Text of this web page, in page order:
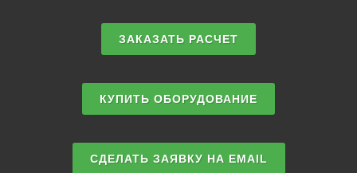
ЗАКАЗАТЬ РАСЧЕТ
КУПИТЬ ОБОРУДОВАНИЕ
СДЕЛАТЬ ЗАЯВКУ НА EMAIL